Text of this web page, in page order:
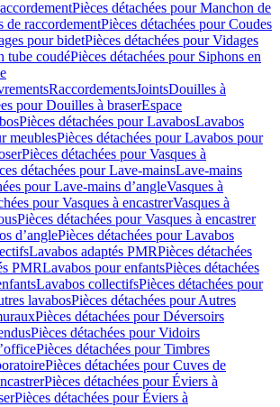
Pièces détachées pour Manchon de
de raccordementPièces détachées pour Coudes
pour bidetPièces détachées pour Vidages
tube coudéPièces détachées pour Siphons en
RaccordementsJointsDouilles à
pour Douilles à braserEspace
Pièces détachées pour LavabosLavabos
meublesPièces détachées pour Lavabos pour
Pièces détachées pour Vasques à
détachées pour Lave-mainsLave-mains
pour Lave-mains d’angleVasques à
pour Vasques à encastrerVasques à
Pièces détachées pour Vasques à encastrer
d’anglePièces détachées pour Lavabos
Lavabos adaptés PMRPièces détachées
PMRLavabos pour enfantsPièces détachées
Lavabos collectifsPièces détachées pour
lavabosPièces détachées pour Autres
Pièces détachées pour Déversoirs
Pièces détachées pour Vidoirs
Pièces détachées pour Timbres
Pièces détachées pour Cuves de
Pièces détachées pour Éviers à
Pièces détachées pour Éviers à